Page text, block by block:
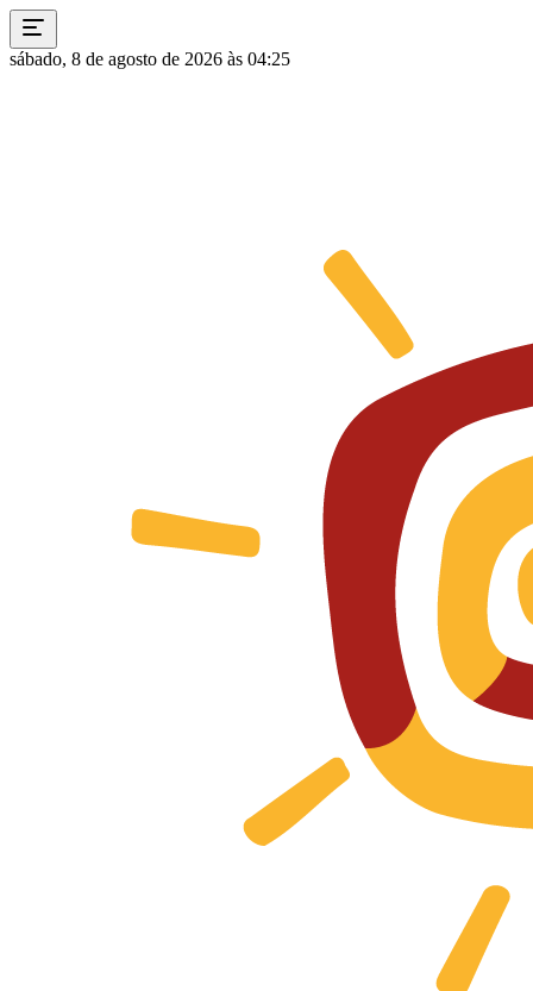
sábado, 8 de agosto de 2026 às 04:25